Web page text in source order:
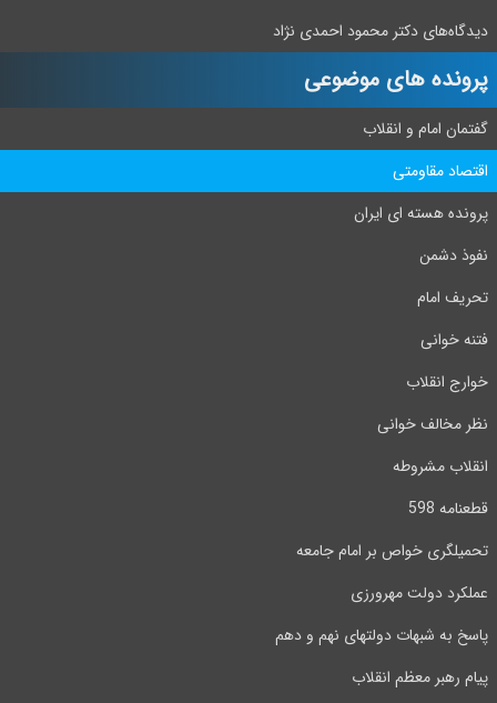
دیدگاه‌های دکتر محمود احمدی نژاد
پرونده های موضوعی
گفتمان امام و انقلاب
اقتصاد مقاومتی
پرونده هسته ای ایران
نفوذ دشمن
تحریف امام
فتنه خوانی
خوارج انقلاب
نظر مخالف خوانی
انقلاب مشروطه
قطعنامه 598
تحمیلگری خواص بر امام جامعه
عملکرد دولت مهرورزی
پاسخ به شبهات دولتهای نهم و دهم
پیام رهبر معظم انقلاب